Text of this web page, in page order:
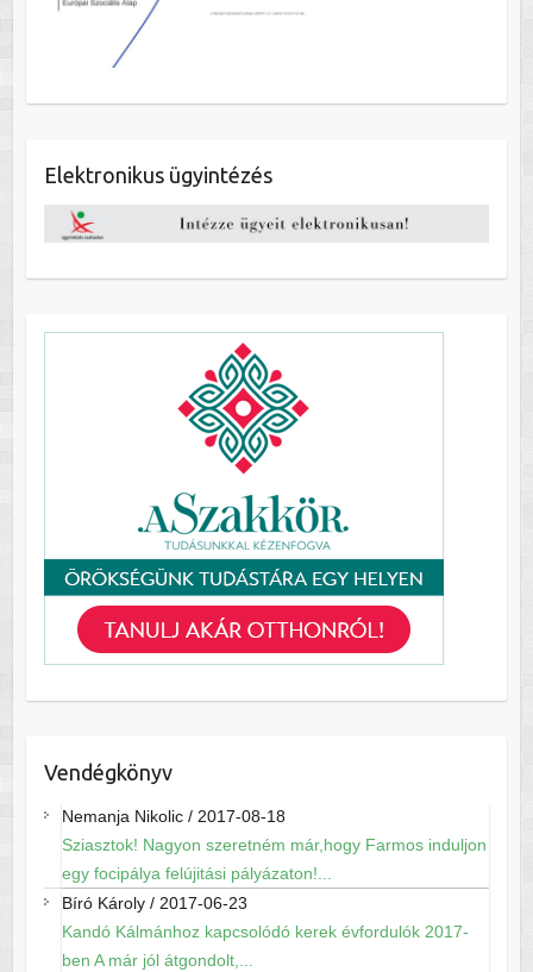
Elektronikus ügyintézés
Vendégkönyv
Nemanja Nikolic/ 2017-08-18
Sziasztok! Nagyon szeretném már,hogy Farmos induljon
egy focipálya felújitási pályázaton!...
Bíró Károly/ 2017-06-23
Kandó Kálmánhoz kapcsolódó kerek évfordulók 2017-
ben A már jól átgondolt,...